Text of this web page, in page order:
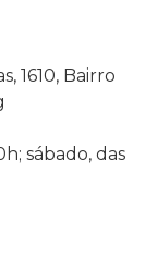
1610, Bairro
sábado, das